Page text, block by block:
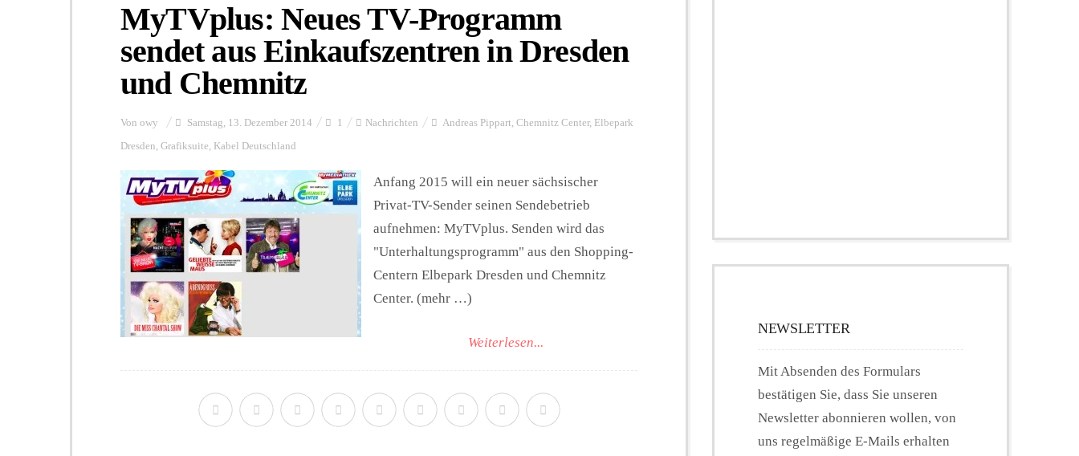
MyTVplus: Neues TV-Programm
sendet aus Einkaufszentren in Dresden
und Chemnitz
Von owy Samstag, 13. Dezember 2014 1 Nachrichten Andreas Pippart, Chemnitz Center, Elbepark
Dresden, Grafiksuite, Kabel Deutschland
Anfang 2015 will ein neuer sächsischer
Privat-TV-Sender seinen Sendebetrieb
aufnehmen: MyTVplus. Senden wird das
"Unterhaltungsprogramm" aus den Shopping-
Centern Elbepark Dresden und Chemnitz
Center. (mehr …)
Weiterlesen...
NEWSLETTER
Mit Absenden des Formulars
bestätigen Sie, dass Sie unseren
Newsletter abonnieren wollen, von
uns regelmäßige E-Mails erhalten